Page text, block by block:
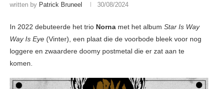
written by Patrick Bruneel 30/08/2024
In 2022 debuteerde het trio Norna met het album Star Is Way
Way Is Eye (Vinter), een plaat die de voorbode bleek voor nog
loggere en zwaardere doomy postmetal die er zat aan te
komen.